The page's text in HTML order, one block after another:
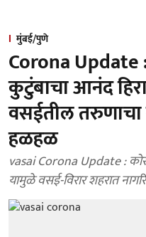
मुंबई/पुणे
Corona Update
कुटुंबाचा आनंद
वसईतील तरुणाचा
हळहळ
vasai Corona Update :
यामुळे वसई-विरार शहरात